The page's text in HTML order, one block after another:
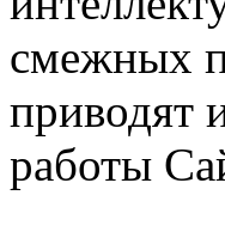
смежных
приводят
работы